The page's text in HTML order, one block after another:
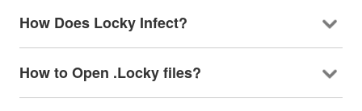
How Does Locky Infect?
How to Open .Locky files?